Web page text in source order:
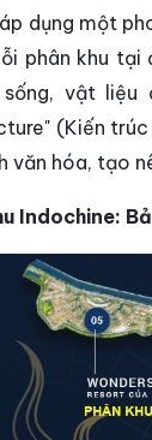
dụng một
phân khu
vật liệu
(Kiến
văn hóa, tạo
Indochine: